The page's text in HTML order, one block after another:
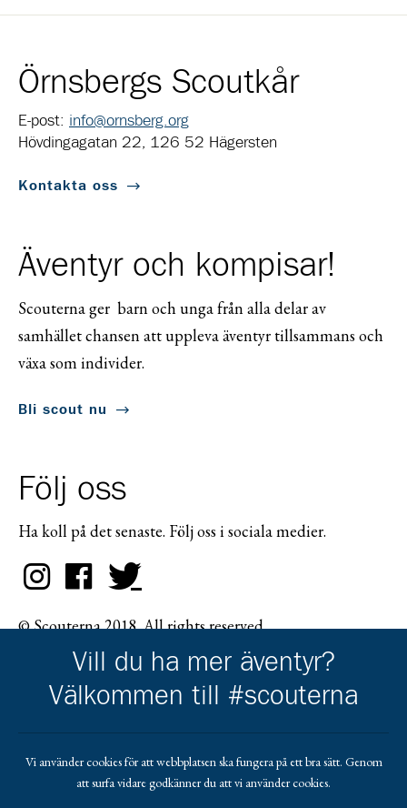
Örnsbergs Scoutkår
E-post: info@ornsberg.org
Hövdingagatan 22, 126 52 Hägersten
Kontakta oss
Äventyr och kompisar!
Scouterna ger barn och unga från alla delar av
samhället chansen att uppleva äventyr tillsammans och
växa som individer.
Bli scout nu
Följ oss
Ha koll på det senaste. Följ oss i sociala medier.
© Scouterna 2018. All rights reserved.
Gå till pl_50
Vill du ha mer äventyr?
Välkommen till #scouterna
Vi använder cookies för att webbplatsen ska fungera på ett bra sätt. Genom
att surfa vidare godkänner du att vi använder cookies.